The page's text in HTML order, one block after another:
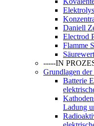
Daniell
Electrod
Flamme
-----IN
Grundlagen
Batterie
Ladung